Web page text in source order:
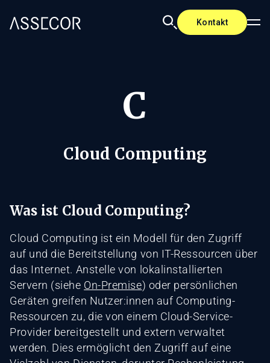
Kontakt
C
Cloud Computing
Was ist Cloud Computing?
Cloud Computing ist ein Modell für den Zugriff
auf und die Bereitstellung von IT-Ressourcen über
das Internet. Anstelle von lokalinstallierten
Servern (siehe On-Premise) oder persönlichen
Geräten greifen Nutzer:innen auf Computing-
Ressourcen zu, die von einem Cloud-Service-
Provider bereitgestellt und extern verwaltet
werden. Dies ermöglicht den Zugriff auf eine